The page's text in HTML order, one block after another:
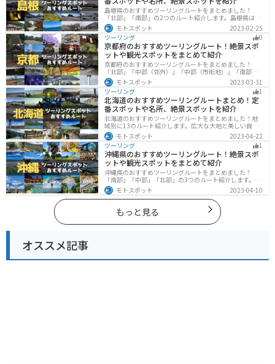
島根県のおすすめツーリングルートをまとめました！
「北部」「南部」の2つのルート紹介します。島根県は、
海と山が近く、1日で全然違う景色を堪能することができ
ます。バイクで島根県にツーリングに行く際は参考にし
てください。
モトスポット
2023-02-25
ツーリング
0
京都府のおすすめツーリングルート！絶景スポ
ットや観光スポットをまとめて紹介
京都府のおすすめツーリングルートをまとめました！
「北部」「中部（郊外）」「中部（市街地）」「南部」
の4つのルート紹介します。古い町並みや神社仏閣、自然
に囲まれた風光明媚なスポットが数多く存在し、様々な
楽しみ方ができます。バイクで京都府にツーリングに行
く際は参考にしてください。
モトスポット
2023-03-31
ツーリング
1
北海道のおすすめツーリングルートまとめ！定
番スポットや名所、絶景スポットを紹介
北海道のおすすめツーリングルートをまとめました！地
域別に13のルート紹介します。広大な大地と美しい自然
が広がり、四季折々の魅力を楽しめる観光スポットが数
多くあります。バイクで北海道にツーリングに行く際は
参考にしてください。
モトスポット
2023-04-22
ツーリング
1
沖縄県のおすすめツーリングルート！絶景スポ
ットや観光スポットをまとめて紹介
沖縄県のおすすめツーリングルートをまとめました！
「南部」「中部」「北部」の3つのルート紹介します。美
しいビーチや歴史と文化に溢れたスポットが多数あり、
様々な楽しみ方ができます。バイクで沖縄県にツーリン
グに行く際は参考にしてください。
モトスポット 2023-04-10
もっと見る
オススメ記事